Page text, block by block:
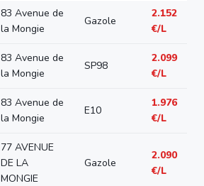
83 Avenue de
la Mongie
Gazole
2.152
€/L
83 Avenue de
la Mongie
SP98
2.099
€/L
83 Avenue de
la Mongie
E10
1.976
€/L
77 AVENUE
DE LA
MONGIE
Gazole
2.090
€/L